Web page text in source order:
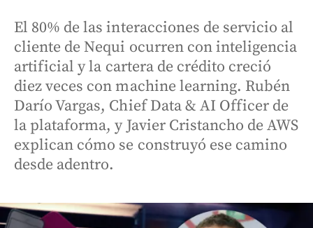
El 80% de las interacciones de servicio al
cliente de Nequi ocurren con inteligencia
artificial y la cartera de crédito creció
diez veces con machine learning. Rubén
Darío Vargas, Chief Data & AI Officer de
la plataforma, y Javier Cristancho de AWS
explican cómo se construyó ese camino
desde adentro.